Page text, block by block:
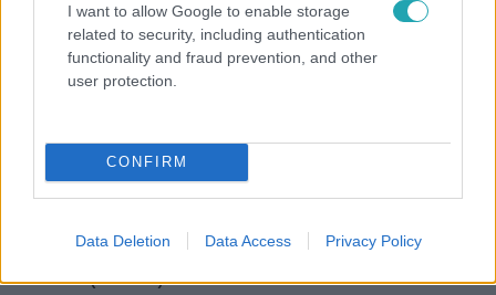
I want to allow Google to enable storage
related to security, including authentication
functionality and fraud prevention, and other
user protection.
CONFIRM
Data Deletion Data Access Privacy Policy
Majka finoman utalt a múltra – sokan értették a
célzást (VIDEÓ)